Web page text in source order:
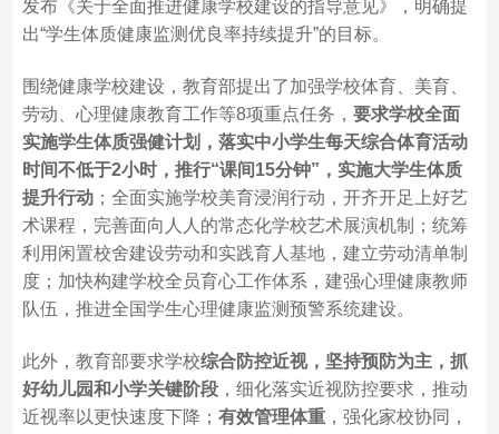
发布《关于全面推进健康学校建设的指导意见》，明确提
出“学生体质健康监测优良率持续提升”的目标。
围绕健康学校建设，教育部提出了加强学校体育、美育、
劳动、心理健康教育工作等8项重点任务， 要求学校全面
实施学生体质强健计划，落实中小学生每天综合体育活动
时间不低于2小时，推行“课间15分钟”，实施大学生体质
提升行动；全面实施学校美育浸润行动，开齐开足上好艺
术课程，完善面向人人的常态化学校艺术展演机制；统筹
利用闲置校舍建设劳动和实践育人基地，建立劳动清单制
度；加快构建学校全员育心工作体系，建强心理健康教师
队伍，推进全国学生心理健康监测预警系统建设。
此外，教育部要求学校综合防控近视，坚持预防为主，抓
好幼儿园和小学关键阶段，细化落实近视防控要求，推动
近视率以更快速度下降； 有效管理体重，强化家校协同，